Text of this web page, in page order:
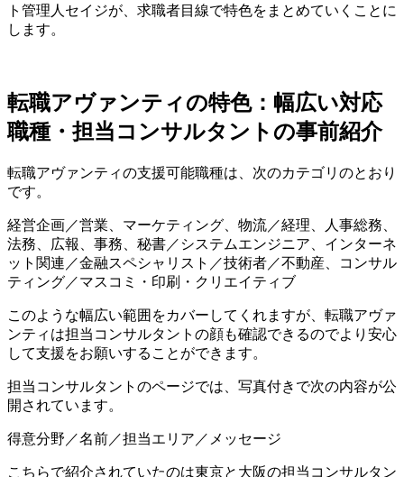
ト管理人セイジが、求職者目線で特色をまとめていくことに
します。
転職アヴァンティの特色：幅広い対応
職種・担当コンサルタントの事前紹介
転職アヴァンティの支援可能職種は、次のカテゴリのとおり
です。
経営企画／営業、マーケティング、物流／経理、人事総務、
法務、広報、事務、秘書／システムエンジニア、インターネ
ット関連／金融スペシャリスト／技術者／不動産、コンサル
ティング／マスコミ・印刷・クリエイティブ
このような幅広い範囲をカバーしてくれますが、転職アヴァ
ンティは担当コンサルタントの顔も確認できるのでより安心
して支援をお願いすることができます。
担当コンサルタントのページでは、 写真付きで次の内容が公
開 されています。
得意分野／名前／担当エリア／メッセージ
こちらで紹介されていたのは東京と大阪の担当コンサルタン